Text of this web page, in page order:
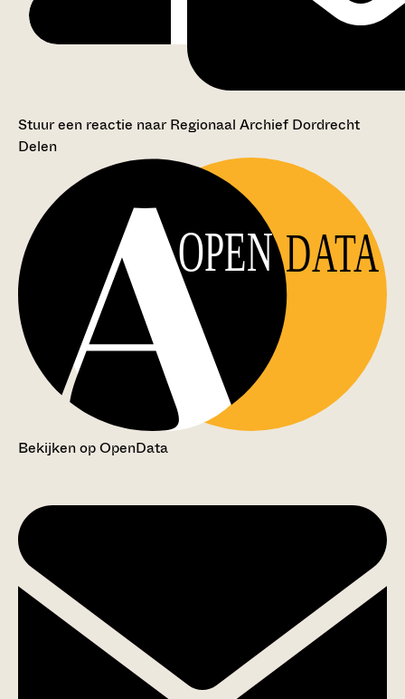
Stuur een reactie naar Regionaal Archief Dordrecht
Delen
OPEN DATA
Bekijken op OpenData